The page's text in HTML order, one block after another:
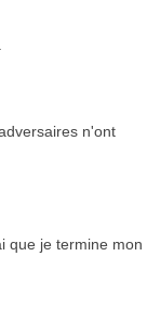
n'ont
que je termine mon